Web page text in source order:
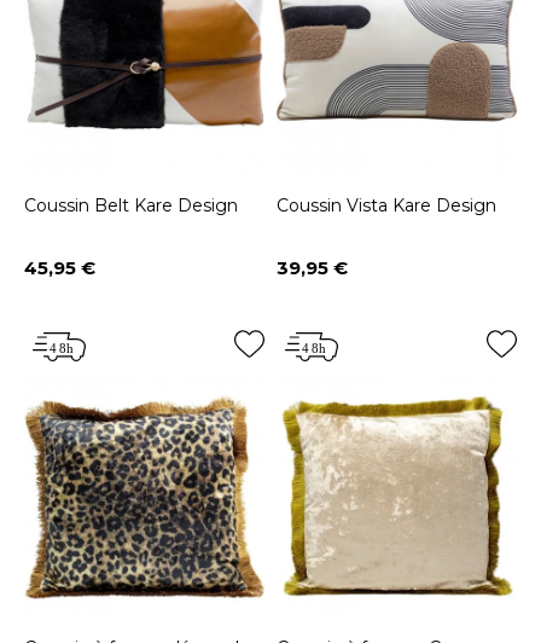
Coussin Belt Kare Design
Prix
45,95 €
Coussin Vista Kare Design
Prix
39,95 €